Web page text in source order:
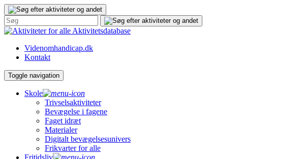
Gå
til
indhold
Aktivitetsdatabase
Videnomhandicap.dk
Kontakt
Toggle navigation
Skole
Trivselsaktiviteter
Bevægelse i fagene
Faget idræt
Materialer
Digitalt bevægelsesunivers
Frikvarter for alle
Fritidsliv